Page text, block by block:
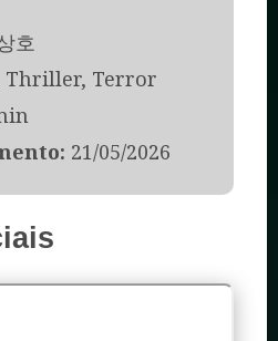
호
Thriller, Terror
21/05/2026